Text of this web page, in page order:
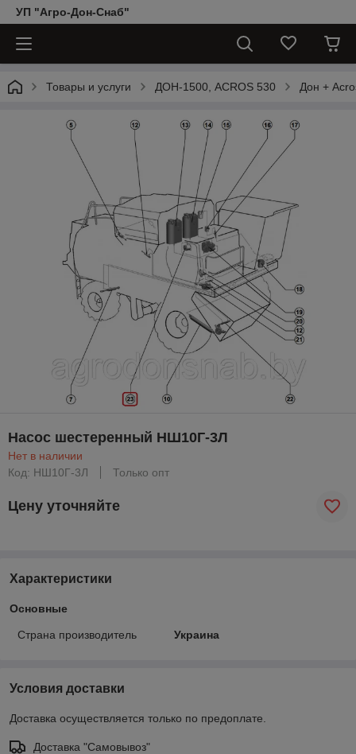
УП "Агро-Дон-Снаб"
Товары и услуги ДОН-1500, АCROS 530 Дон +
Насос шестеренный НШ10Г-3Л
Нет в наличии
Код: НШ10Г-3Л
Только опт
Цену уточняйте
Характеристики
Основные
Страна производитель Украина
Условия доставки
Доставка осуществляется только по предоплате.
Доставка "Самовывоз"